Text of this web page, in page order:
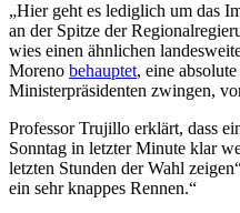
„Hier geht es lediglich um das
an der Spitze der
wies einen ähnlichen
Moreno behauptet, eine
Ministerpräsidenten zwingen,
Professor Trujillo erklärt, dass
Sonntag in letzter Minute klar
letzten Stunden der Wahl
ein sehr knappes Rennen.“